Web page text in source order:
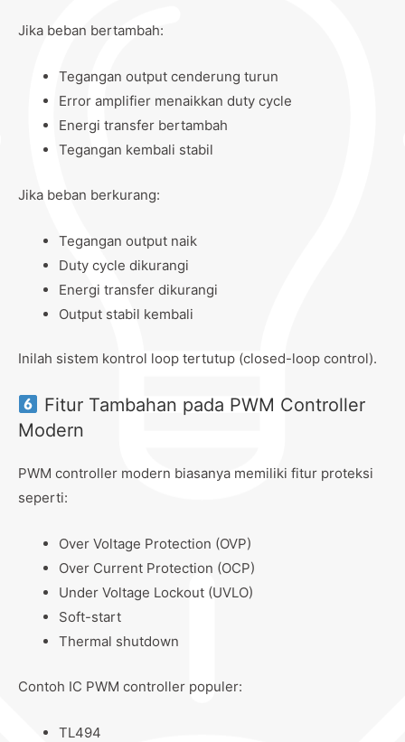
Jika beban bertambah:
Tegangan output cenderung turun
Error amplifier menaikkan duty cycle
Energi transfer bertambah
Tegangan kembali stabil
Jika beban berkurang:
Tegangan output naik
Duty cycle dikurangi
Energi transfer dikurangi
Output stabil kembali
Inilah sistem kontrol loop tertutup (closed-loop control).
Fitur Tambahan pada PWM Controller
Modern
PWM controller modern biasanya memiliki fitur proteksi
seperti:
Over Voltage Protection (OVP)
Over Current Protection (OCP)
Under Voltage Lockout (UVLO)
Soft-start
Thermal shutdown
Contoh IC PWM controller populer:
TL494